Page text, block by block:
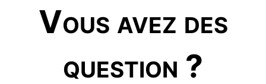
Vous avez des
question ?